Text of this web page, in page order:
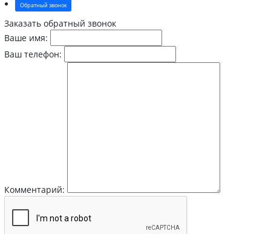
Обратный звонок
Заказать обратный звонок
Ваше имя:
Ваш телефон:
Комментарий: